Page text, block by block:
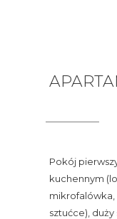
Pokój
kuchennym
mikrofalówka,
sztućce), duży